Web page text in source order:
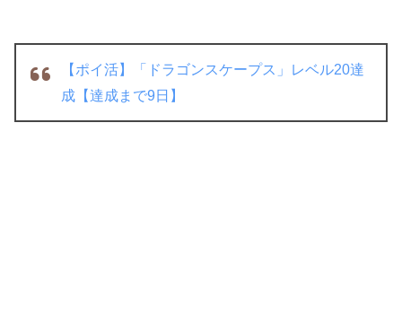
【ポイ活】「ドラゴンスケープス」レベル20達
成【達成まで9日】